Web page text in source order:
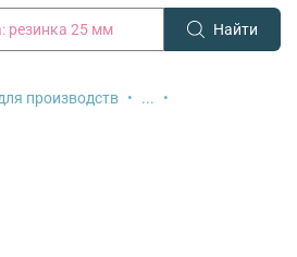
Найти
производств
...